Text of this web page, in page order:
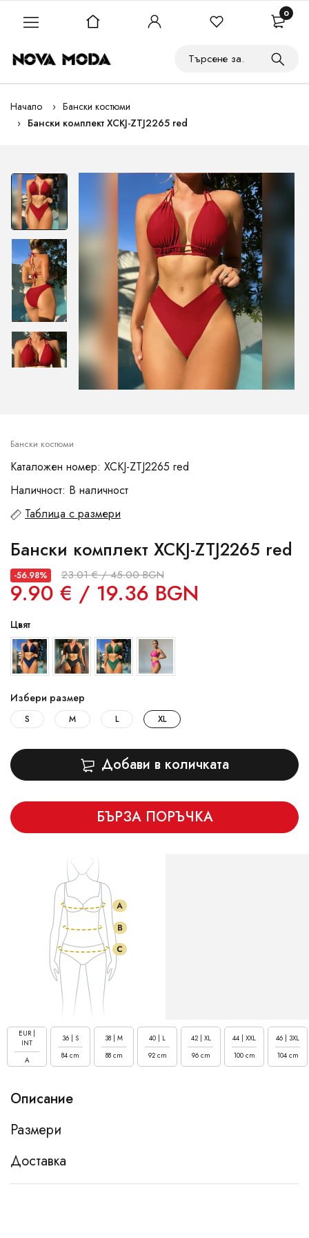
Начало
Бански костюми
Бански комплект XCKJ-ZTJ2265 red
Бански костюми
Каталожен номер: XCKJ-ZTJ2265 red
Наличност: В наличност
Таблица с размери
Бански комплект XCKJ-ZTJ2265 red
-56.98% 23.01 € / 45.00 BGN
9.90 € / 19.36 BGN
Цвят
Избери размер
S M L XL
Добави в количката
БЪРЗА ПОРЪЧКА
EUR |
INT
A
36 | S
84 cm
38 | M
88 cm
40 | L
92 cm
42 | XL
96 cm
44 | XXL
100 cm
46 | 3XL
104 cm
Описание
Размери
Доставка
0